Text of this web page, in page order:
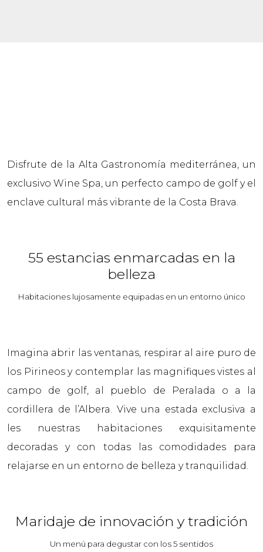
Disfrute de la Alta Gastronomía mediterránea, un
exclusivo Wine Spa, un perfecto campo de golf y el
enclave cultural más vibrante de la Costa Brava.
55 estancias enmarcadas en la
belleza
Habitaciones lujosamente equipadas en un entorno único
Imagina abrir las ventanas, respirar al aire puro de
los Pirineos y contemplar las magnifiques vistes al
campo de golf, al pueblo de Peralada o a la
cordillera de l’Albera. Vive una estada exclusiva a
les nuestras habitaciones exquisitamente
decoradas y con todas las comodidades para
relajarse en un entorno de belleza y tranquilidad.
Maridaje de innovación y tradición
Un menú para degustar con los 5 sentidos